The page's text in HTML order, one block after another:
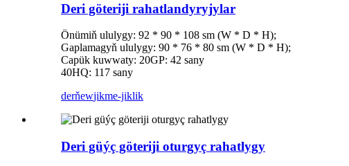
Deri göteriji rahatlandyryjylar
Önümiň ululygy: 92 * 90 * 108 sm (W * D * H);
Gaplamagyň ululygy: 90 * 76 * 80 sm (W * D * H);
Capük kuwwaty: 20GP: 42 sany
40HQ: 117 sany
derňewjikme-jiklik
Deri güýç göteriji oturgyç rahatlygy